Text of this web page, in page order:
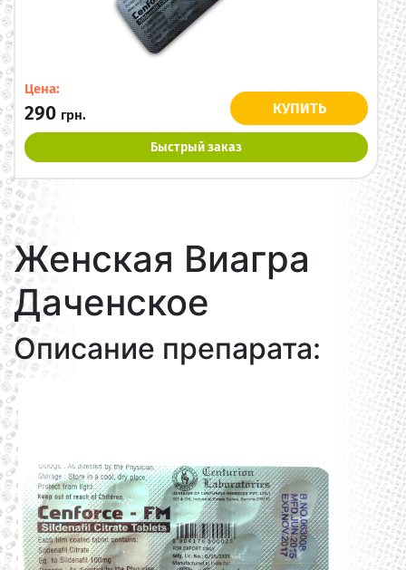
Цена:
290 грн. КУПИТЬ
Быстрый заказ
Женская Виагра
Даченское
Описание препарата: